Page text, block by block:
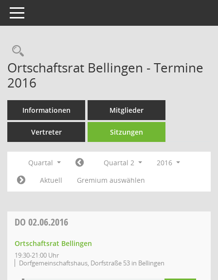
Toggle navigation
Rechercheauswahl
Ortschaftsrat Bellingen - Termine
2016
Informationen Mitglieder
Vertreter Sitzungen
Quartal Quartal 2
2016
Aktuell
Gremium auswählen
DO 02.06.2016
Ortschaftsrat Bellingen
19:30-21:00 Uhr
Dorfgemeinschaftshaus, Dorfstraße 53 in Bellingen